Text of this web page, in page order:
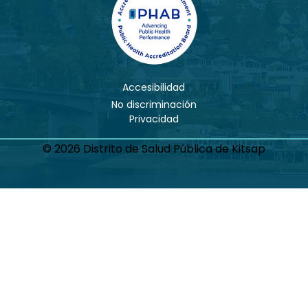
Accesibilidad
No discriminación
Privacidad
© 2026 Distrito de Salud Pública de Kitsap